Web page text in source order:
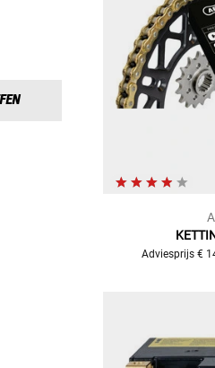
Adviesprijs €